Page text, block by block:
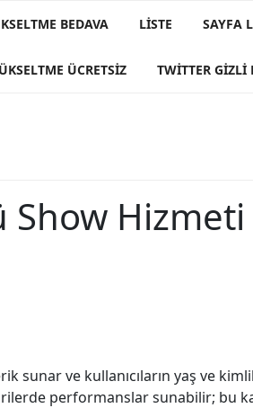
BEDAVA LISTE SAYFA
ÜCRETSIZ TWITTER GIZLI
ve kullanıcıların yaş ve
performanslar sunabilir; bu